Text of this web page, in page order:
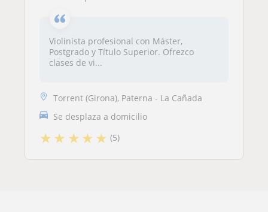
Violinista profesional con Máster,
Postgrado y Título Superior. Ofrezco
clases de vi...
Torrent (Girona), Paterna - La Cañada
Se desplaza a domicilio
★★ ★★★ (5)